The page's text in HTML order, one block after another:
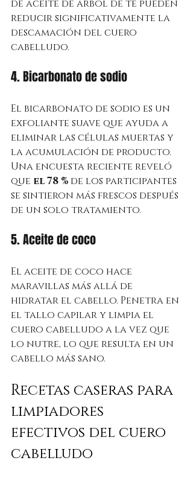
de aceite de árbol de té pueden
reducir significativamente la
descamación del cuero
cabelludo.
4. Bicarbonato de sodio
El bicarbonato de sodio es un
exfoliante suave que ayuda a
eliminar las células muertas y
la acumulación de producto.
Una encuesta reciente reveló
que el 78 % de los participantes
se sintieron más frescos después
de un solo tratamiento.
5. Aceite de coco
El aceite de coco hace
maravillas más allá de
hidratar el cabello. Penetra en
el tallo capilar y limpia el
cuero cabelludo a la vez que
lo nutre, lo que resulta en un
cabello más sano.
Recetas caseras para
limpiadores
efectivos del cuero
cabelludo